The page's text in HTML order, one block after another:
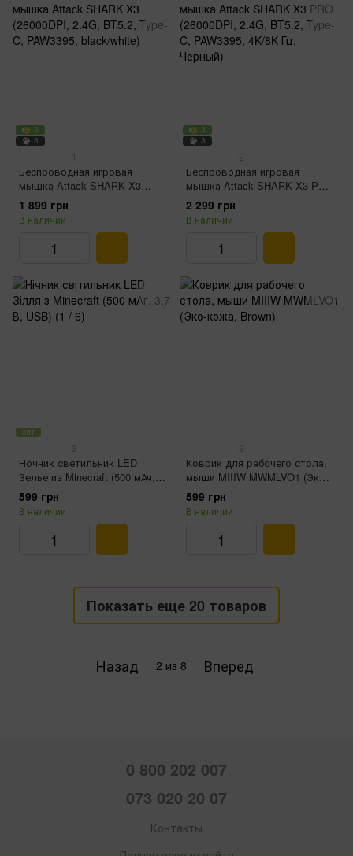
3
3
1
Беспроводная игровая
мышка Attack SHARK X3
(26000DPI, 2.4G, BT5.2, Type-
C, PAW3395, black/white)
1 899 грн
В наличии
3
3
2
Беспроводная игровая
мышка Attack SHARK X3 PRO
(26000DPI, 2.4G, BT5.2, Type-
C, PAW3395, 4K/8K Гц,
Черный)
2 299 грн
В наличии
хит
3
Ночник светильник LED
Зелье из Minecraft (500 мАч,
3,7 В, USB)
599 грн
В наличии
2
Коврик для рабочего стола,
мыши MIIIW MWMLVO1 (Эко-
кожа, Brown)
599 грн
В наличии
Показать еще 20 товаров
Назад 2 из 8 Вперед
0 800 202 007
073 020 20 07
Контакты